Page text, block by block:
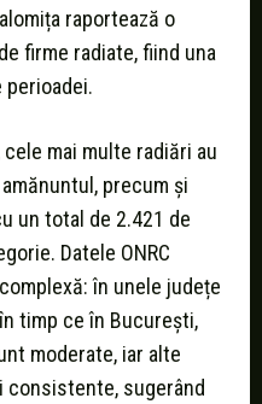
raportează o
firme radiate, fiind una
mai multe radiări au
precum și
un total de 2.421 de
Datele ONRC
în unele județe
timp ce în București,
moderate, iar alte
sugerând